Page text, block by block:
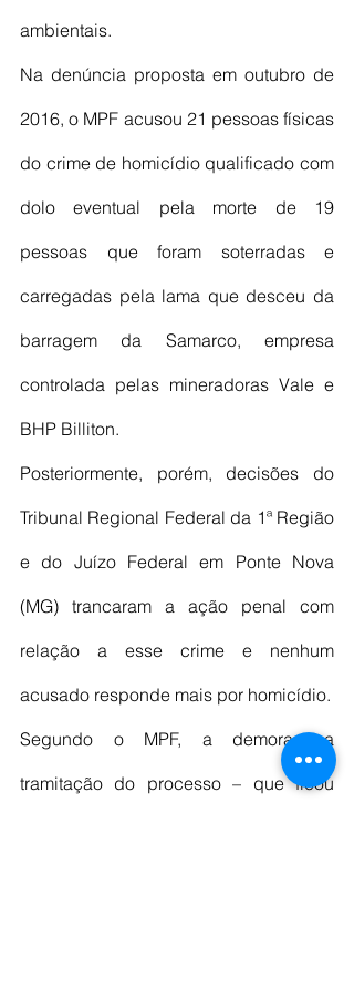
ambientais.
Na denúncia proposta em outubro de
2016, o MPF acusou 21 pessoas físicas
do crime de homicídio qualificado com
dolo eventual pela morte de 19
pessoas que foram soterradas e
carregadas pela lama que desceu da
barragem da Samarco, empresa
controlada pelas mineradoras Vale e
BHP Billiton.
Posteriormente, porém, decisões do
Tribunal Regional Federal da 1ª Região
e do Juízo Federal em Ponte Nova
(MG) trancaram a ação penal com
relação a esse crime e nenhum
acusado responde mais por homicídio.
Segundo o MPF, a demora na
tramitação do processo – que ficou